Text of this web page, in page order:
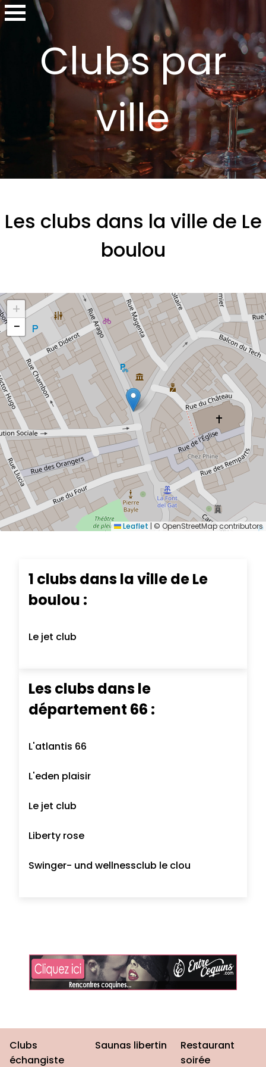
Clubs par
ville
Les clubs dans la ville de Le
boulou
+
−
Leaflet | © OpenStreetMap contributors
1 clubs dans la ville de Le
boulou :
Le jet club
Les clubs dans le
département 66 :
L'atlantis 66
L'eden plaisir
Le jet club
Liberty rose
Swinger- und wellnessclub le clou
Clubs
échangiste
Saunas libertin
Restaurant
soirée